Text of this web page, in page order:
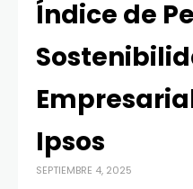
Índice de
Ipsos
SEPTIEMBRE 4, 2025